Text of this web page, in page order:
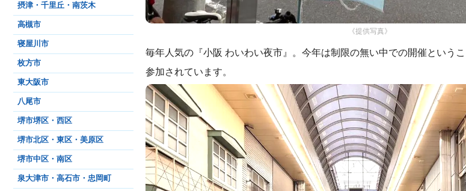
《提供写真》
毎年人気の『小阪 わいわい夜市』。今年は制限の無い中での開催という
参加されています。
摂津・千里丘・南茨木
高槻市
寝屋川市
枚方市
東大阪市
八尾市
堺市堺区・西区
堺市北区・東区・美原区
堺市中区・南区
泉大津市・高石市・忠岡町